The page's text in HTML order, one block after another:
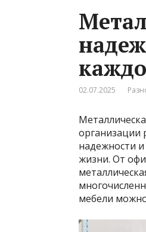
02.07.2025
организации
надежности
жизни. От
мебели